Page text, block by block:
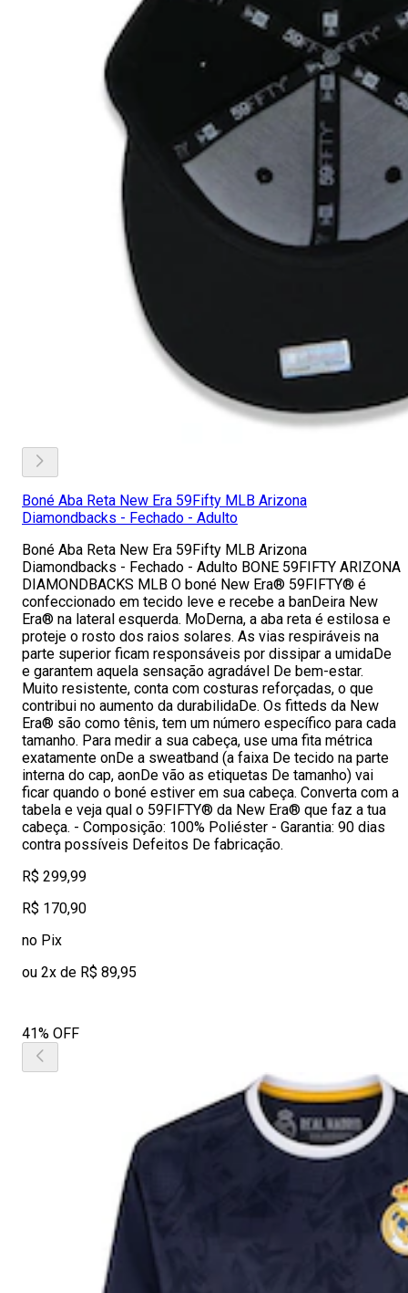
Boné Aba Reta New Era 59Fifty MLB Arizona
Diamondbacks - Fechado - Adulto
Boné Aba Reta New Era 59Fifty MLB Arizona
Diamondbacks - Fechado - Adulto BONE 59FIFTY ARIZONA
DIAMONDBACKS MLB O boné New Era® 59FIFTY® é
confeccionado em tecido leve e recebe a banDeira New
Era® na lateral esquerda. MoDerna, a aba reta é estilosa e
proteje o rosto dos raios solares. As vias respiráveis na
parte superior ficam responsáveis por dissipar a umidaDe
e garantem aquela sensação agradável De bem-estar.
Muito resistente, conta com costuras reforçadas, o que
contribui no aumento da durabilidaDe. Os fitteds da New
Era® são como tênis, tem um número específico para cada
tamanho. Para medir a sua cabeça, use uma fita métrica
exatamente onDe a sweatband (a faixa De tecido na parte
interna do cap, aonDe vão as etiquetas De tamanho) vai
ficar quando o boné estiver em sua cabeça. Converta com a
tabela e veja qual o 59FIFTY® da New Era® que faz a tua
cabeça. - Composição: 100% Poliéster - Garantia: 90 dias
contra possíveis Defeitos De fabricação.
R$ 299,99
R$ 170,90
no Pix
ou 2x de R$ 89,95
41% OFF